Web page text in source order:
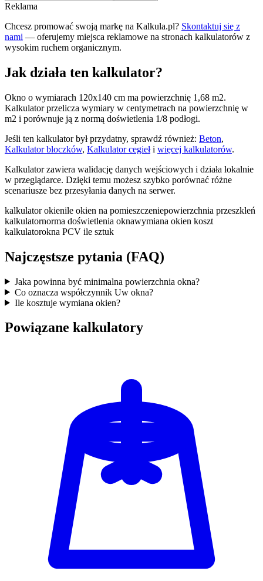
Reklama
Chcesz promować swoją markę na Kalkula.pl? Skontaktuj się z
nami — oferujemy miejsca reklamowe na stronach kalkulatorów z
wysokim ruchem organicznym.
Jak działa ten kalkulator?
Okno o wymiarach 120x140 cm ma powierzchnię 1,68 m2.
Kalkulator przelicza wymiary w centymetrach na powierzchnię w
m2 i porównuje ją z normą doświetlenia 1/8 podłogi.
Jeśli ten kalkulator był przydatny, sprawdź również: Beton,
Kalkulator bloczków, Kalkulator cegiełi więcej kalkulatorów.
Kalkulator zawiera walidację danych wejściowych i działa lokalnie
w przeglądarce. Dzięki temu możesz szybko porównać różne
scenariusze bez przesyłania danych na serwer.
kalkulator okienile okien na pomieszczeniepowierzchnia przeszkleń
kalkulatornorma doświetlenia oknawymiana okien koszt
kalkulatorokna PCV ile sztuk
Najczęstsze pytania (FAQ)
Jaka powinna być minimalna powierzchnia okna?
Co oznacza współczynnik Uw okna?
Ile kosztuje wymiana okien?
Powiązane kalkulatory